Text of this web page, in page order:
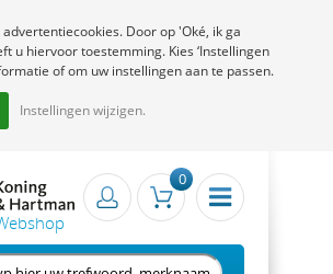
0
Door op 'Oké, ik ga
u hiervoor toestemming. Kies ‘Instellingen
of om uw instellingen aan te passen.
Instellingen wijzigen.